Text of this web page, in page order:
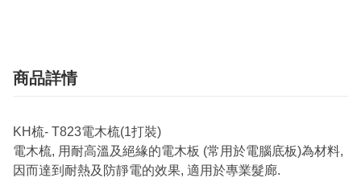
商品詳情
KH梳- T823電木梳(1打裝)
電木梳, 用耐高溫及絕緣的電木板 (常用於電腦底板)為材料,
因而達到耐熱及防靜電的效果, 適用於專業髮廊.